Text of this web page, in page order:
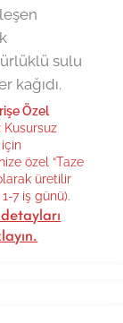
sulu
kağıdı.
Özel
Kusursuz
özel “Taze
üretilir
7 iş günü).